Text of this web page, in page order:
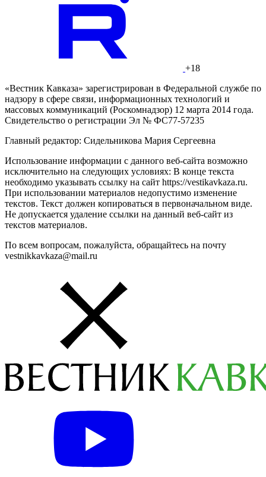
+18
«Вестник Кавказа» зарегистрирован в Федеральной службе по
надзору в сфере связи, информационных технологий и
массовых коммуникаций (Роскомнадзор) 12 марта 2014 года.
Свидетельство о регистрации Эл № ФС77-57235
Главный редактор: Сидельникова Мария Сергеевна
Использование информации с данного веб-сайта возможно
исключительно на следующих условиях: В конце текста
необходимо указывать ссылку на сайт https://vestikavkaza.ru.
При использовании материалов недопустимо изменение
текстов. Текст должен копироваться в первоначальном виде.
Не допускается удаление ссылки на данный веб-сайт из
текстов материалов.
По всем вопросам, пожалуйста, обращайтесь на почту
vestnikkavkaza@mail.ru